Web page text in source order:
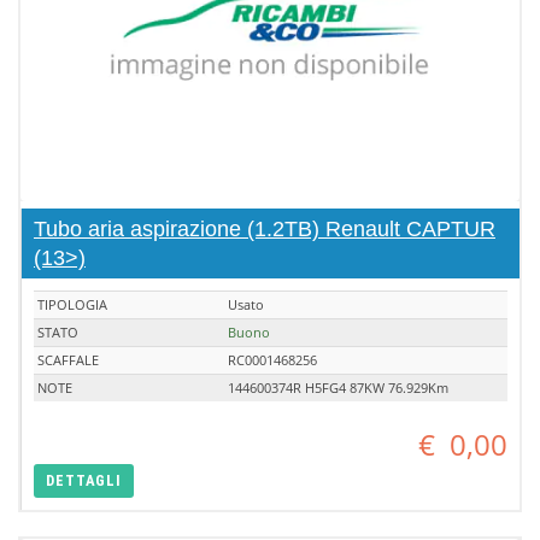
Tubo aria aspirazione (1.2TB) Renault CAPTUR
(13>)
TIPOLOGIA
Usato
STATO
Buono
SCAFFALE
RC0001468256
NOTE
144600374R H5FG4 87KW 76.929Km
€ 0,00
DETTAGLI